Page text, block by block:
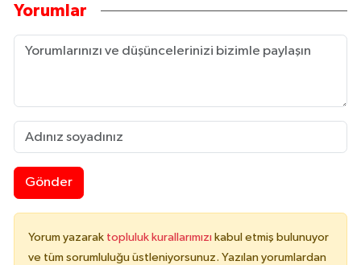
Yorumlar
Gönder
Yorum yazarak topluluk kurallarımızı kabul etmiş bulunuyor
ve tüm sorumluluğu üstleniyorsunuz. Yazılan yorumlardan